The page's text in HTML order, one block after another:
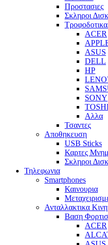
Προστασιες
Σκληροι
ACER
ASUS
DELL
HP
SONY
Αλλα
Τσαντες
Αποθηκευση
USB Sticks
Καρτες
Σκληροι
Τηλεφωνια
Smartphones
Καινουρια
Ανταλλακτικα
Βαση
ACER